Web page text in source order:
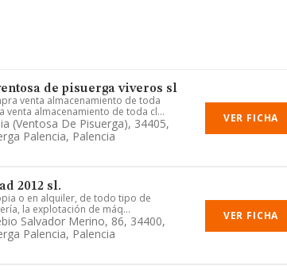
de pisuerga viveros sl
venta almacenamiento de toda
venta almacenamiento de toda cl...
(ventosa De Pisuerga), 34405,
Palencia, Palencia
VER FICHA
2012 sl.
o en alquiler, de todo tipo de
la explotación de máq...
Salvador Merino, 86, 34400,
Palencia, Palencia
VER FICHA